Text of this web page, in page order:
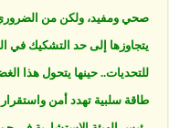
صحي ومفيد، ولكن من
يتجاوزها إلى حد التشكيك في
للتحديات.. حينها يتحول هذا
طاقة سلبية تهدد أمن